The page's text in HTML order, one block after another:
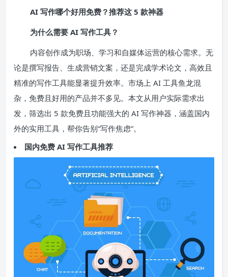
AI 写作哪个好用免费？推荐这 5 款神器
为什么需要 AI 写作工具？
内容创作成为职场、学习和自媒体运营的核心需求。无
论是撰写报告、生成营销文案，还是完成学术论文，高效且
精准的写作工具能显著提升效率。市场上 AI 工具鱼龙混
杂，免费且好用的产品并不多见。本文从用户实际需求出
发，筛选出 5 款免费且功能强大的 AI 写作神器，涵盖国内
外的实用工具，帮你告别“写作焦虑”。
国内免费 AI 写作工具推荐